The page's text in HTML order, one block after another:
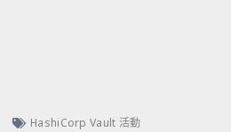
HashiCorp Vault 活動